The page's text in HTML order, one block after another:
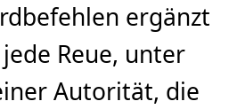
ergänzt
Reue, unter
Autorität, die